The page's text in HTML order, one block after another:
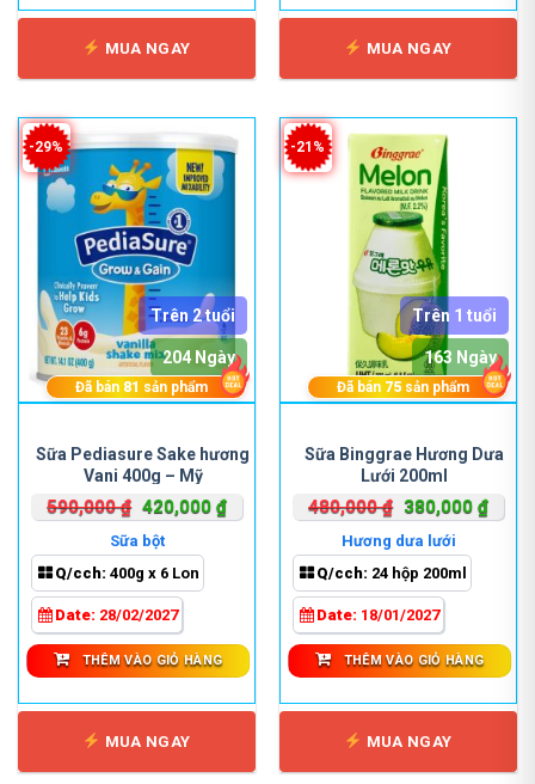
MUA NGAY MUA NGAY
-29%
Sữa Pediasure Sake hương
Vani 400g – Mỹ
590,000₫ Giá
gốc
là:
590,000 ₫.
420,000 ₫Giá
420,000 ₫.
Sữa bột
Q/cch: 400g x 6 Lon
Date: 28/02/2027
Trên 2 tuổi
204 Ngày
Đã bán 81 sản phẩm
THÊM VÀO GIỎ HÀNG
MUA NGAY
-21%
Sữa Binggrae Hương Dưa
Lưới 200ml
480,000₫ Giá
gốc
là:
480,000 ₫.
380,000 ₫Giá
Hương dưa lưới
Q/cch: 24 hộp 200ml
Date: 18/01/2027
Trên 1 tuổi
163 Ngày
Đã bán 75sản phẩm
THÊM VÀO GIỎ HÀNG
MUA NGAY